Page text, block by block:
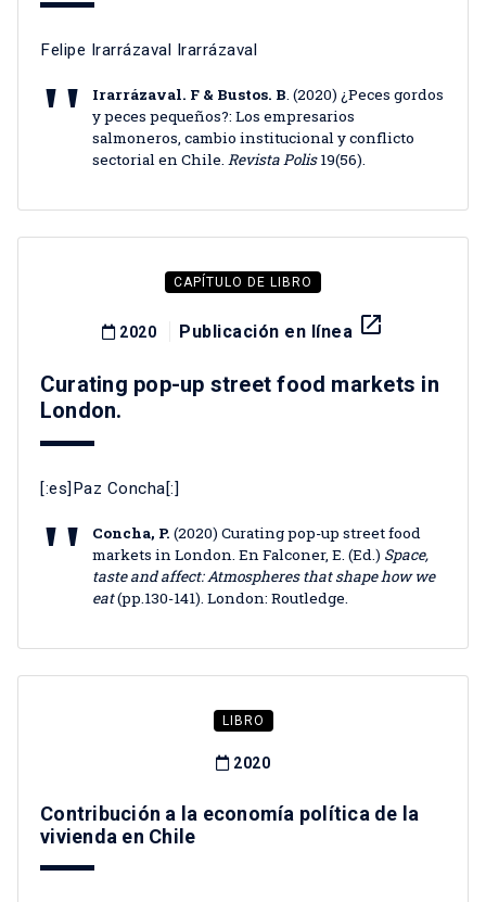
Felipe Irarrázaval Irarrázaval
Irarrázaval. F & Bustos. B. (2020) ¿Peces gordos
y peces pequeños?: Los empresarios
salmoneros, cambio institucional y conflicto
sectorial en Chile. Revista Polis19(56).
CAPÍTULO DE LIBRO
2020 Publicación en línea launch
Curating pop-up street food markets in
London.
[:es]Paz Concha[:]
Concha, P. (2020) Curating pop-up street food
markets in London. En Falconer, E. (Ed.) Space,
taste and affect: Atmospheres that shape how we
eat(pp.130-141). London: Routledge.
LIBRO
2020
Contribución a la economía política de la
vivienda en Chile